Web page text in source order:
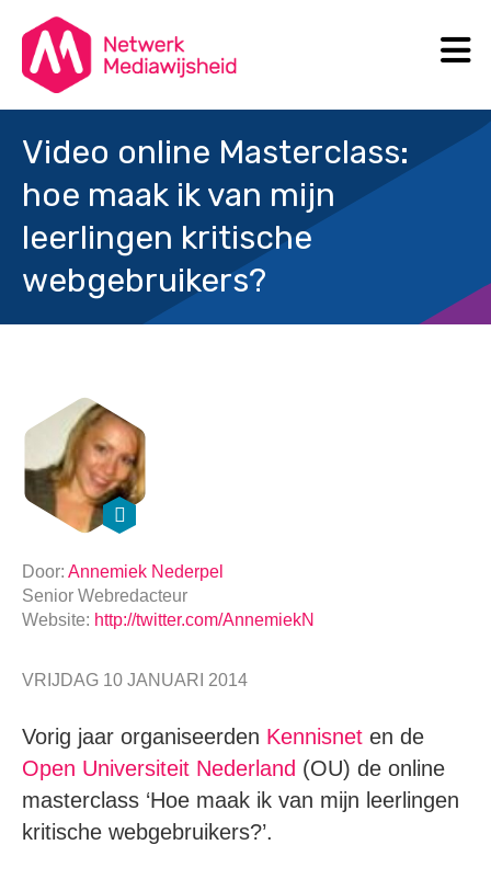
Video online Masterclass:
hoe maak ik van mijn
leerlingen kritische
webgebruikers?
Door: Annemiek Nederpel
Senior Webredacteur
Website: http://twitter.com/AnnemiekN
VRIJDAG 10 JANUARI 2014
Vorig jaar organiseerden Kennisnet en de
Open Universiteit Nederland (OU) de online
masterclass ‘Hoe maak ik van mijn leerlingen
kritische webgebruikers?’.